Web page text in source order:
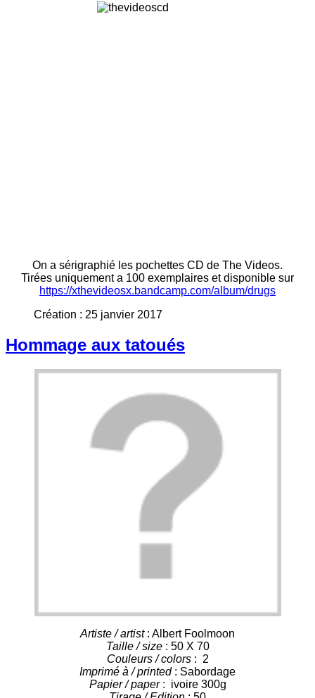
On a sérigraphié les pochettes CD de The Videos.
Tirées uniquement a 100 exemplaires et disponible sur
https://xthevideosx.bandcamp.com/album/drugs
Création : 25 janvier 2017
Hommage aux tatoués
Artiste / artist: Albert Foolmoon
Taille / size: 50 X 70
Couleurs / colors: 2
Imprimé à / printed: Sabordage
Papier / paper: ivoire 300g